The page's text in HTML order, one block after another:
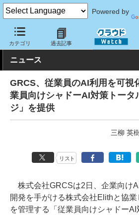
Powered by
カテゴリ 過去記事
クラウド Watch セキュリティ セキュ
ニュース
GRCS、従業員のAI利用を可視
業員向けシャドーAI対策トータ
ジ」を提供
三柳 英
リスト
株式会社GRCSは2日、企業向け
開発を手がける株式会社Elithと協
を管理する「従業員向けシャドー